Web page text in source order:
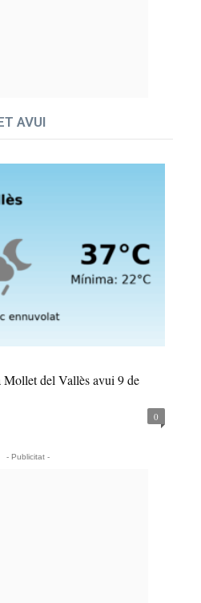
AVUI
del Vallès avui 9 de
0
- Publicitat -